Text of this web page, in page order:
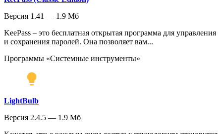
Версия 1.41 — 1.9 Мб
KeePass – это бесплатная открытая программа для управления
и сохранения паролей. Она позволяет вам...
Программы «Системные инструменты»
LightBulb
Версия 2.4.5 — 1.9 Мб